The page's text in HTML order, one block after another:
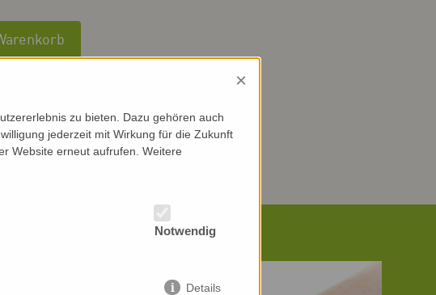
×
zu bieten. Dazu gehören auch
jederzeit mit Wirkung für die Zukunft
Website erneut aufrufen. Weitere
Notwendig
Details